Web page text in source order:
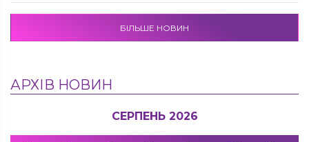
БІЛЬШЕ НОВИН
АРХІВ НОВИН
СЕРПЕНЬ 2026